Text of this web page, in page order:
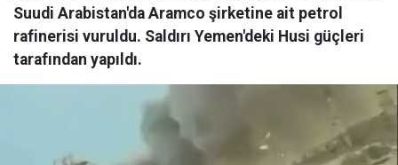
Suudi Arabistan'da Aramco şirketine ait petrol
rafinerisi vuruldu. Saldırı Yemen'deki Husi güçleri
tarafından yapıldı.